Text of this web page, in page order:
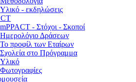
Υλικό - εκδηλώσεις
mPPACT - Στόχοι - Σκοποί
Ημερολόγιο Δράσεων
Το προφίλ των Εταίρων
Σχολεία στο Πρόγραμμα
Υλικό
Φωτογραφίες